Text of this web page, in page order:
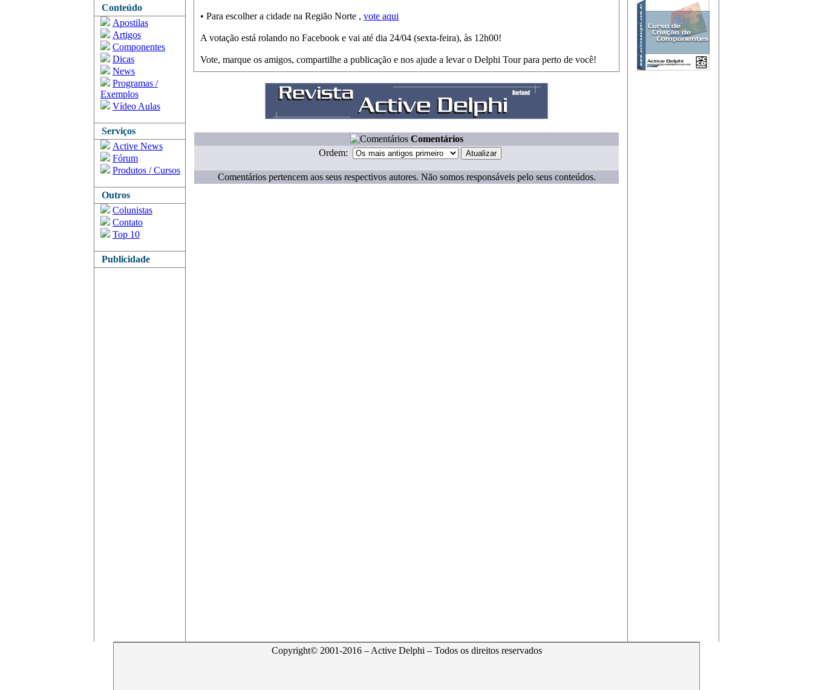
Conteúdo
Apostilas
Artigos
Componentes
Dicas
News
Programas /
Exemplos
Vídeo Aulas
Serviços
Active News
Fórum
Produtos / Cursos
Outros
Colunistas
Contato
Top 10
Publicidade
• Para escolher a cidade na Região Norte , vote aqui
A votação está rolando no Facebook e vai até dia 24/04 (sexta-feira), às 12h00!
Vote, marque os amigos, compartilhe a publicação e nos ajude a levar o Delphi Tour para perto de você!
Comentários
Ordem:
Comentários pertencem aos seus respectivos autores. Não somos responsáveis pelo seus conteúdos.
Copyright© 2001-2016 – Active Delphi – Todos os direitos reservados